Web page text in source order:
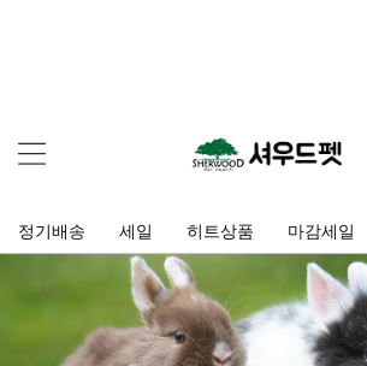
정기배송 세일 히트상품 마감세일